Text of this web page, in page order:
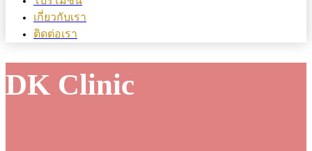
เกี่ยวกับเรา
ติดต่อเรา
DK Clinic